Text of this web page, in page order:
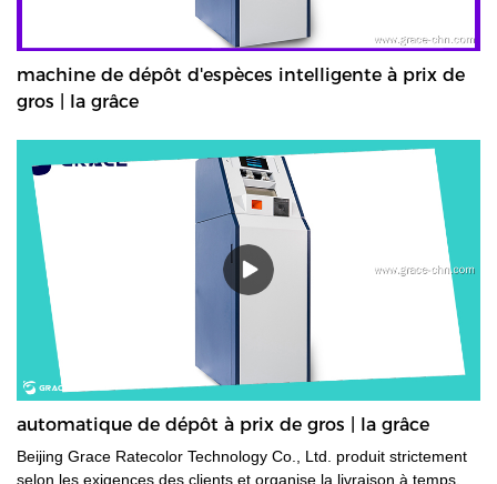
machine de dépôt d'espèces intelligente à prix de
gros | la grâce
automatique de dépôt à prix de gros | la grâce
Beijing Grace Ratecolor Technology Co., Ltd. produit strictement
selon les exigences des clients et organise la livraison à temps.